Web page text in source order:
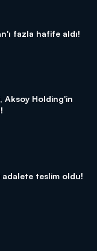
fazla hafife aldı!
Aksoy Holding'in
adalete teslim oldu!